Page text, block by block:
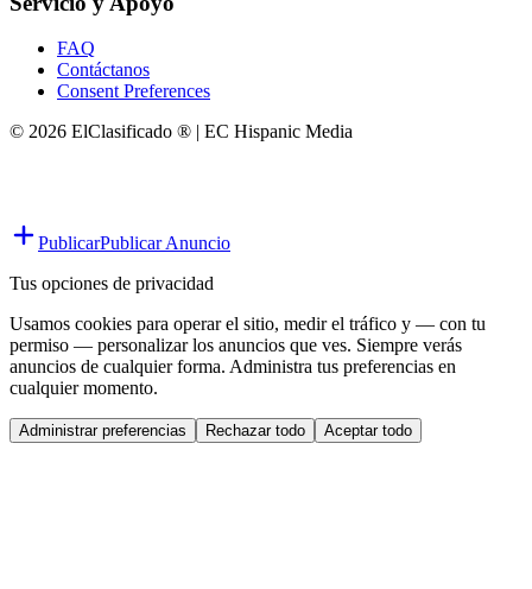
FAQ
Contáctanos
Consent Preferences
© 2026 ElClasificado ® | EC Hispanic Media
PublicarPublicar Anuncio
Tus opciones de privacidad
Usamos cookies para operar el sitio, medir el tráfico y — con tu
permiso — personalizar los anuncios que ves. Siempre verás
anuncios de cualquier forma. Administra tus preferencias en
cualquier momento.
Administrar preferencias Rechazar todo Aceptar todo